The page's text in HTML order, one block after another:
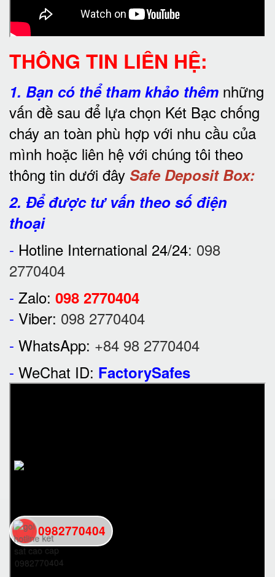
THÔNG TIN LIÊN HỆ:
1. Bạn có thể tham khảo thêm những
vấn đề sau để lựa chọn Két Bạc chống
cháy an toàn phù hợp với nhu cầu của
mình hoặc liên hệ với chúng tôi theo
thông tin dưới đây Safe Deposit Box:
2. Để được tư vấn theo số điện
thoại
- Hotline International 24/24: 098
2770404
- Zalo: 098 2770404
- Viber: 098 2770404
- WhatsApp: +84 98 2770404
- WeChat ID: FactorySafes
0982770404